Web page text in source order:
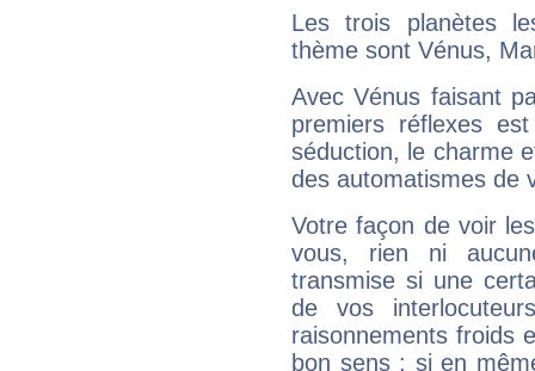
Les trois planètes
thème sont Vénus,
Avec Vénus faisant
premiers réflexes
séduction, le charme
des automatismes de
Votre façon de voir
vous, rien ni
transmise si une
de vos
raisonnements froids
bon sens : si en